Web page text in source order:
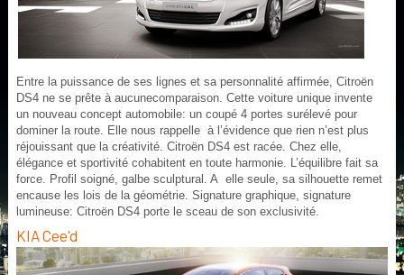
Entre la puissance de ses lignes et sa personnalité affirmée, Citroën
DS4 ne se prête à aucunecomparaison. Cette voiture unique invente
un nouveau concept automobile: un coupé 4 portes surélevé pour
dominer la route. Elle nous rappelle à l’évidence que rien n’est plus
réjouissant que la créativité. Citroën DS4 est racée. Chez elle,
élégance et sportivité cohabitent en toute harmonie. L’équilibre fait sa
force. Profil soigné, galbe sculptural. A elle seule, sa silhouette remet
encause les lois de la géométrie. Signature graphique, signature
lumineuse: Citroën DS4 porte le sceau de son exclusivité.
KIA Cee'd